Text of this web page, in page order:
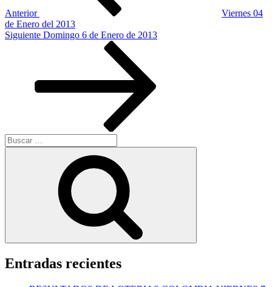
Anterior
Viernes 04
de Enero del 2013
Siguiente
Siguiente Domingo 6 de Enero de 2013
Buscar
por:
Entradas recientes